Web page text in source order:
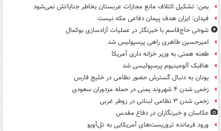
یمن: تشکیل ائتلاف مانع مجازات عربستان بخاطر جنایاتش نمی‌شود
فیدان: ایران هدف پیمان دفاعی مکه نیست
شوخی حاج‌قاسم با خبرنگار در عملیات آزادسازی بوکمال
امیرحسین طاهری راهی پرسپولیس شد
طعنه همتی به وزیر خزانه داری آمریکا
هافبک آلومینیوم پرسپولیسی شد
یونان به دنبال گسترش حضور نظامی در خلیج فارس
زخمی شدن ۴ شهروند یمنی در حمله مزدوران سعودی
زخمی شدن ۳ نظامی لبنانی در زوطر غربی
عکاسان و خبرنگاران در دفاع مقدس
ورود فرمانده تروریست‌های آمریکایی به تل‌آویو